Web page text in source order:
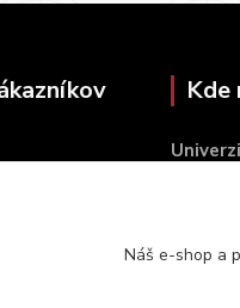
Kde
Náš e-shop a